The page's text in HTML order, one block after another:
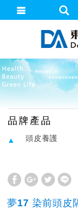
品牌產品
頭皮養護
夢17 染前頭皮